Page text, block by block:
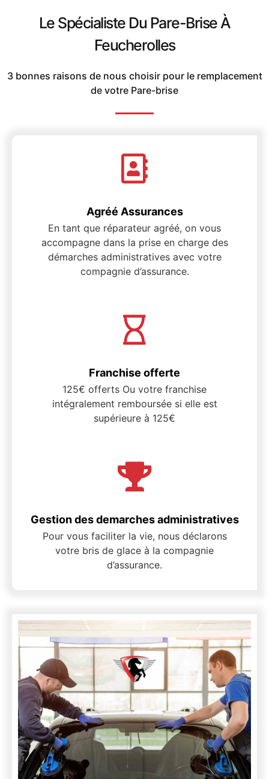
Le Spécialiste Du Pare-Brise À
Feucherolles
3 bonnes raisons de nous choisir pour le remplacement
de votre Pare-brise
Agréé Assurances
En tant que réparateur agréé, on vous
accompagne dans la prise en charge des
démarches administratives avec votre
compagnie d’assurance.
Franchise offerte
125€ offerts Ou votre franchise
intégralement remboursée si elle est
supérieure à 125€
Gestion des demarches administratives
Pour vous faciliter la vie, nous déclarons
votre bris de glace à la compagnie
d’assurance.